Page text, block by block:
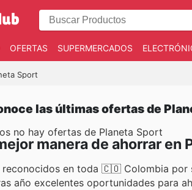
OFERTAS SUPERMERCADOS
Sport
las últimas ofertas de
no hay ofertas de Planeta Sport
manera de ahorrar en
reconocidos en toda 🇨🇴 Colombia
año excelentes oportunidades para